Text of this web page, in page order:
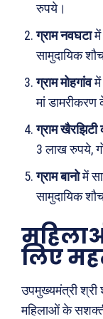
रुपये।
ग्राम नवघटामें
सामुदायिक
ग्राम मोहगांवमें
मां
ग्राम खैरझिटी
3 लाख रुपये,
ग्राम बानोमें
सामुदायिक
लिए
उपमुख्यमंत्री श्री
महिलाओं के